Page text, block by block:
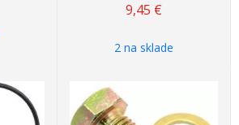
9,45 €
2 na sklade